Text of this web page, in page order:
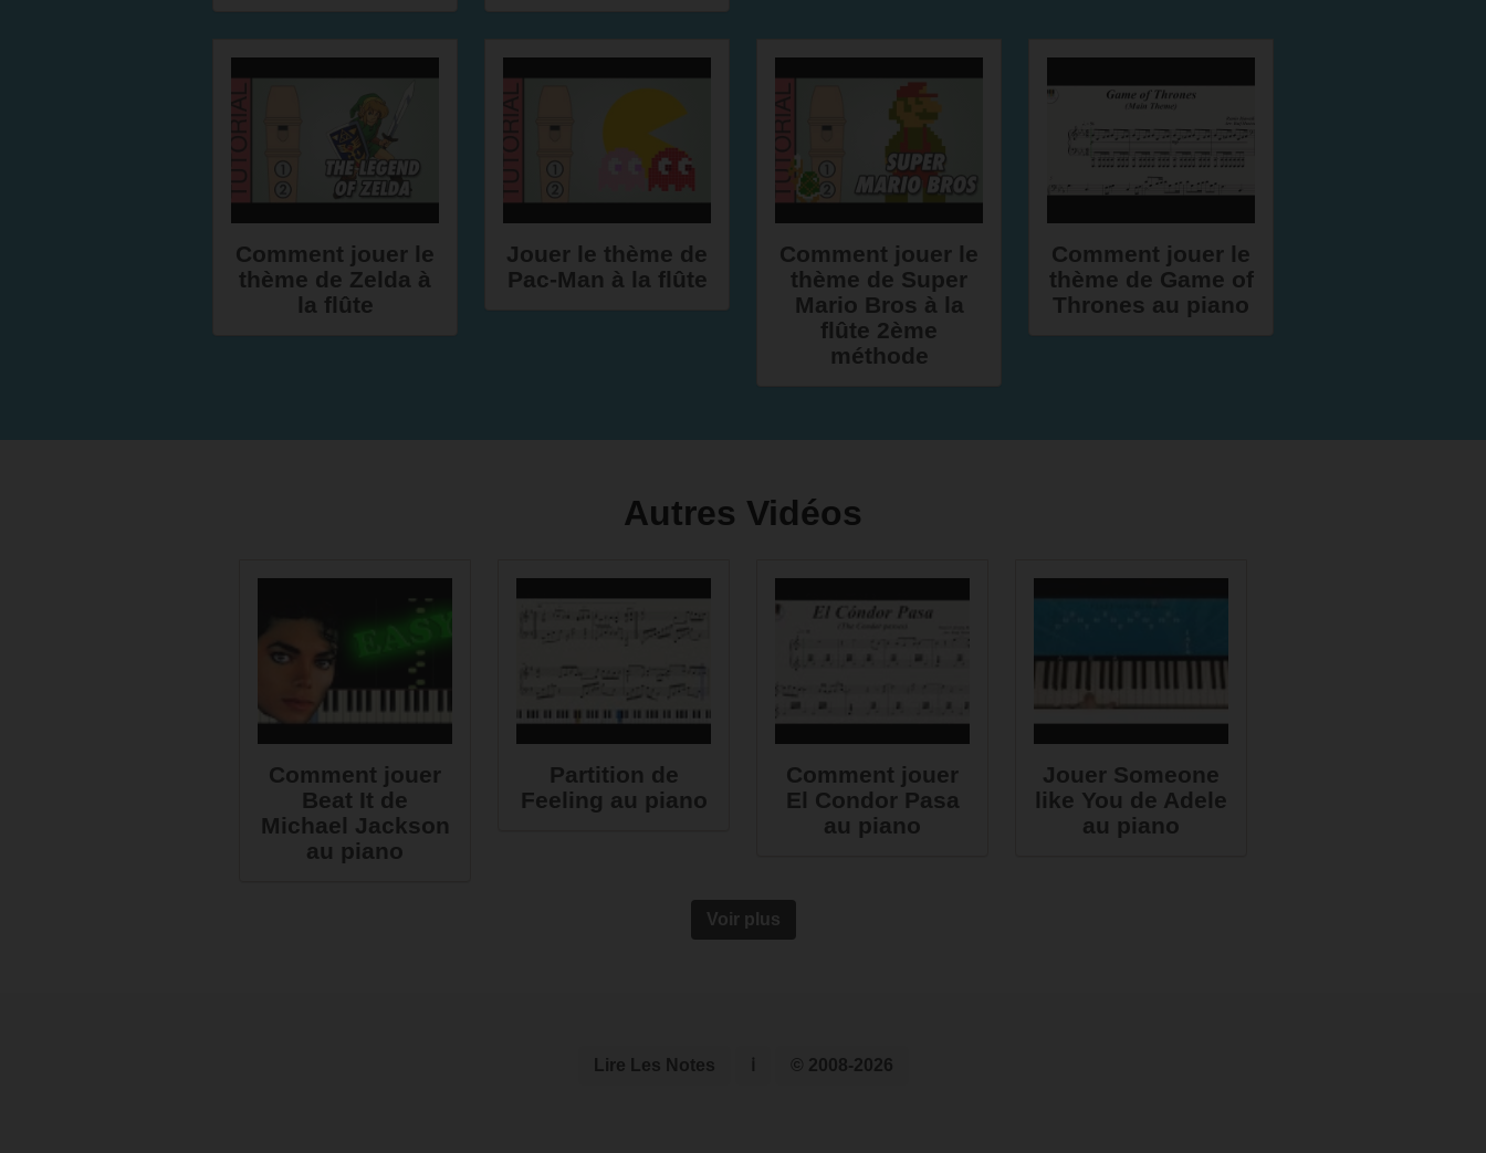
Comment jouer le
thème de Zelda à
la flûte
Jouer le thème de
Pac-Man à la flûte
Comment jouer le
thème de Super
Mario Bros à la
flûte 2ème
méthode
Comment jouer le
thème de Game of
Thrones au piano
Autres Vidéos
Comment jouer
Beat It de
Michael Jackson
au piano
Partition de
Feeling au piano
Comment jouer
El Condor Pasa
au piano
Jouer Someone
like You de Adele
au piano
Voir plus
Lire Les Notes © 2008-2026